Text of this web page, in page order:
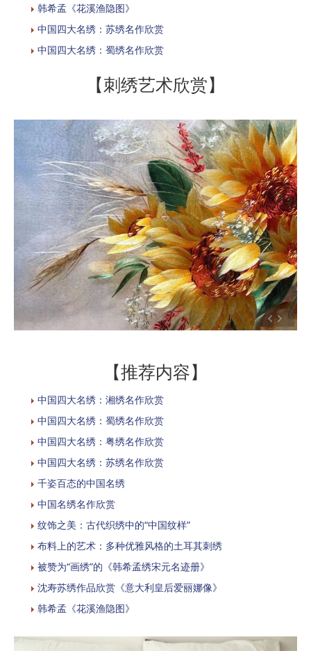
韩希孟《花溪渔隐图》
中国四大名绣：苏绣名作欣赏
中国四大名绣：蜀绣名作欣赏
【刺绣艺术欣赏】
【推荐内容】
中国四大名绣：湘绣名作欣赏
中国四大名绣：蜀绣名作欣赏
中国四大名绣：粤绣名作欣赏
中国四大名绣：苏绣名作欣赏
千姿百态的中国名绣
中国名绣名作欣赏
纹饰之美：古代织绣中的“中国纹样”
布料上的艺术：多种优雅风格的土耳其刺绣
被赞为“画绣”的《韩希孟绣宋元名迹册》
沈寿苏绣作品欣赏《意大利皇后爱丽娜像》
韩希孟《花溪渔隐图》